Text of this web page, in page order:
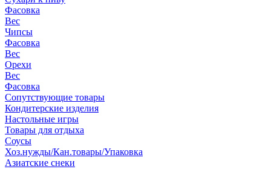
Фасовка
Вес
Чипсы
Фасовка
Вес
Орехи
Вес
Фасовка
Сопутствующие товары
Кондитерские изделия
Настольные игры
Товары для отдыха
Соусы
Хоз.нужды/Кан.товары/Упаковка
Азиатские снеки